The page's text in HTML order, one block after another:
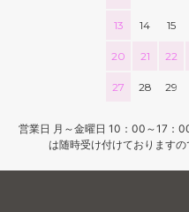
13 14 15
20 21 22
27 28 29
営業日 月～金曜日 10：00～17：
は随時受け付けておりますの